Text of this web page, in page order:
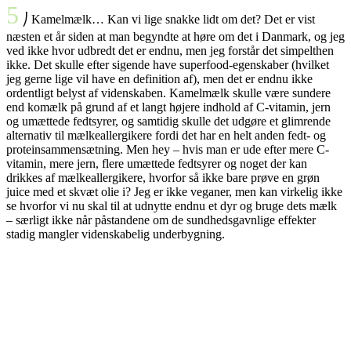
5 ⎠ Kamelmælk… Kan vi lige snakke lidt om det? Det er vist
næsten et år siden at man begyndte at høre om det i Danmark, og jeg
ved ikke hvor udbredt det er endnu, men jeg forstår det simpelthen
ikke. Det skulle efter sigende have superfood-egenskaber (hvilket
jeg gerne lige vil have en definition af), men det er endnu ikke
ordentligt belyst af videnskaben. Kamelmælk skulle være sundere
end komælk på grund af et langt højere indhold af C-vitamin, jern
og umættede fedtsyrer, og samtidig skulle det udgøre et glimrende
alternativ til mælkeallergikere fordi det har en helt anden fedt- og
proteinsammensætning. Men hey – hvis man er ude efter mere C-
vitamin, mere jern, flere umættede fedtsyrer og noget der kan
drikkes af mælkeallergikere, hvorfor så ikke bare prøve en grøn
juice med et skvæt olie i? Jeg er ikke veganer, men kan virkelig ikke
se hvorfor vi nu skal til at udnytte endnu et dyr og bruge dets mælk
– særligt ikke når påstandene om de sundhedsgavnlige effekter
stadig mangler videnskabelig underbygning.